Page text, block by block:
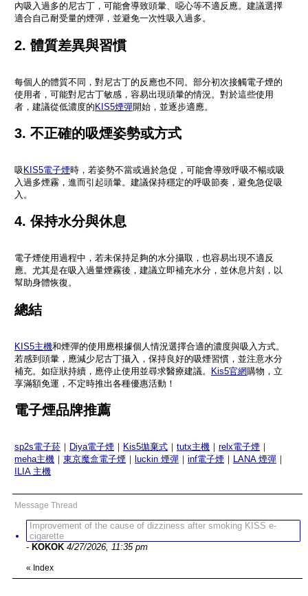
內吸入過多的尼古丁，可能會導致頭暈、噁心等不適反應。建議選擇
適合自己耐受量的煙彈，並避免一次性吸入過多。
2. 體質差異與習慣
每個人的體質不同，對尼古丁的反應也不同。部分初次接觸電子煙的
使用者，可能對尼古丁敏感，容易出現頭暈的情況。對於這些使用
者，建議從低濃度的KIS5煙彈開始，並逐步適應。
3. 不正確的吸煙姿勢或方式
吸 KIS5電子煙時，若姿勢不當或過於急促，可能會導致呼吸不暢或吸
入過多煙霧，進而引起頭暈。建議保持穩定的呼吸節奏，避免急促吸
入。
4. 保持水分與休息
電子煙使用過程中，若未保持足夠的水分攝取，也容易出現不適反
應。尤其是在吸入過量煙霧後，建議立即補充水分，並休息片刻，以
幫助身體恢復。
總結
KIS5主機和煙彈的使用應根據個人情況選擇合適的濃度與吸入方式。
若感到頭暈，應減少尼古丁攝入，保持良好的吸煙習慣，並注意水分
補充。如症狀持續，應停止使用並尋求醫療建議。​ Kis5官網購物，立
享滿額免運，不定時推出各種優惠活動！
電子煙品牌推薦
sp2s電子菸 ｜ Diya電子煙 ｜ Kis5拋棄式 ｜ tutx主機 ｜ relx電子煙 ｜
meha主機 ｜ 東京魔盒電子煙 ｜ luckin 煙彈 ｜ inf電子煙 ｜ LANA 煙彈 ｜
ILIA 主機
Message Thread
Improvement of the cause of dizziness after smoking KISS e-
cigarette
- KOKOK 4/27/2026, 11:35 pm
« Index